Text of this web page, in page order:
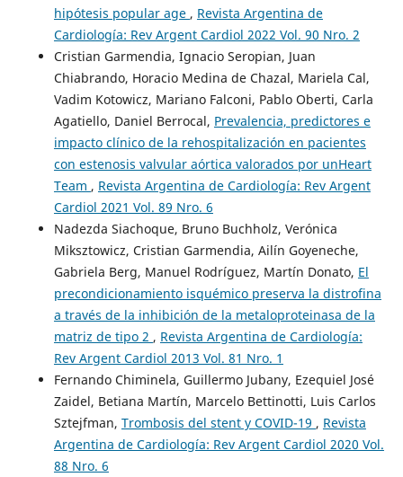
hipótesis popular age , Revista Argentina de
Cardiología: Rev Argent Cardiol 2022 Vol. 90 Nro. 2
Cristian Garmendia, Ignacio Seropian, Juan
Chiabrando, Horacio Medina de Chazal, Mariela Cal,
Vadim Kotowicz, Mariano Falconi, Pablo Oberti, Carla
Agatiello, Daniel Berrocal, Prevalencia, predictores e
impacto clínico de la rehospitalización en pacientes
con estenosis valvular aórtica valorados por unHeart
Team , Revista Argentina de Cardiología: Rev Argent
Cardiol 2021 Vol. 89 Nro. 6
Nadezda Siachoque, Bruno Buchholz, Verónica
Miksztowicz, Cristian Garmendia, Ailín Goyeneche,
Gabriela Berg, Manuel Rodríguez, Martín Donato, El
precondicionamiento isquémico preserva la distrofina
a través de la inhibición de la metaloproteinasa de la
matriz de tipo 2 , Revista Argentina de Cardiología:
Rev Argent Cardiol 2013 Vol. 81 Nro. 1
Fernando Chiminela, Guillermo Jubany, Ezequiel José
Zaidel, Betiana Martín, Marcelo Bettinotti, Luis Carlos
Sztejfman, Trombosis del stent y COVID-19 , Revista
Argentina de Cardiología: Rev Argent Cardiol 2020 Vol.
88 Nro. 6